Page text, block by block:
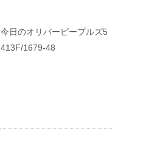
今日のオリバーピープルズ5
413F/1679-48